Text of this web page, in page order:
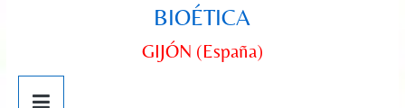
BIOÉTICA
GIJÓN (España)